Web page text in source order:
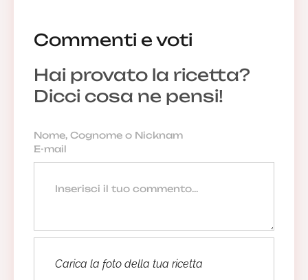
Commenti e voti
Hai provato la ricetta?
Dicci cosa ne pensi!
Carica la foto della tua ricetta